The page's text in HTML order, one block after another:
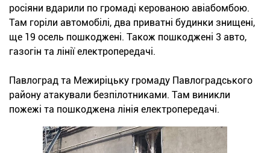
росіяни вдарили по громаді керованою авіабомбою.
Там горіли автомобілі, два приватні будинки знищені,
ще 19 осель пошкоджені. Також пошкоджені 3 авто,
газогін та лінії електропередачі.
Павлоград та Межиріцьку громаду Павлоградського
району атакували безпілотниками. Там виникли
пожежі та пошкоджена лінія електропередачі.